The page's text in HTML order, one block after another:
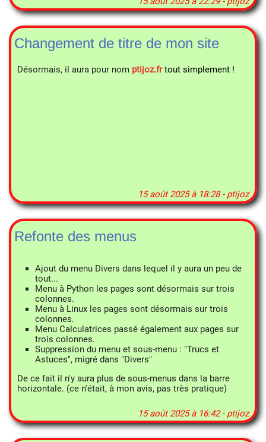
Changement de titre de mon site
Désormais, il aura pour nom ptijoz.fr tout simplement !
15 août 2025 à 18:28 - ptijoz
Refonte des menus
Ajout du menu Divers dans lequel il y aura un peu de
tout...
Menu à Python les pages sont désormais sur trois
colonnes.
Menu à Linux les pages sont désormais sur trois
colonnes.
Menu Calculatrices passé également aux pages sur
trois colonnes.
Suppression du menu et sous-menu : "Trucs et
Astuces", migré dans "Divers"
De ce fait il n'y aura plus de sous-menus dans la barre
horizontale. (ce n'était, à mon avis, pas très pratique)
15 août 2025 à 16:42 - ptijoz